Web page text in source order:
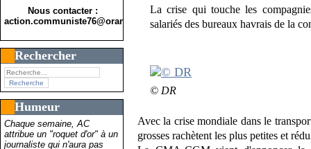
Nous contacter :
action.communiste76@orange.fr>
Rechercher
Humeur
Chaque semaine, AC
attribue un "roquet d'or" à un
journaliste qui n'aura pas
La crise qui touche les
salariés des bureaux havrais de la
© DR
Avec la crise mondiale dans le
grosses rachètent les plus petites et